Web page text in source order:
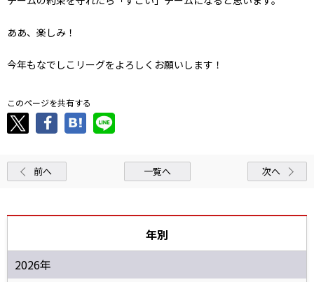
ああ、楽しみ！
今年もなでしこリーグをよろしくお願いします！
このページを共有する
前へ 一覧へ 次へ
年別
2026年